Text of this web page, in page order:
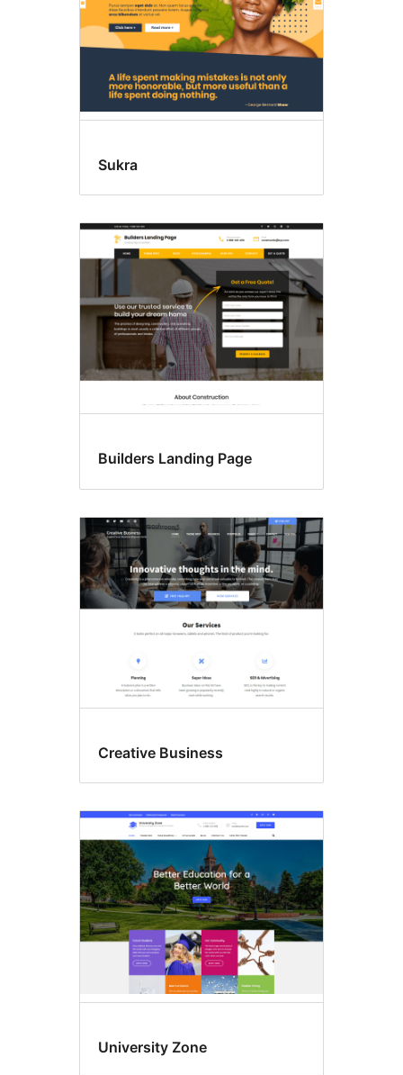
Sukra
Builders Landing Page
Creative Business
University Zone